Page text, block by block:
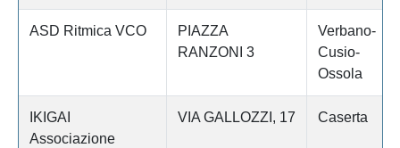
ASD Ritmica VCO
PIAZZA
RANZONI 3
Verbano-
Cusio-
Ossola
IKIGAI
Associazione
VIA GALLOZZI, 17 Caserta